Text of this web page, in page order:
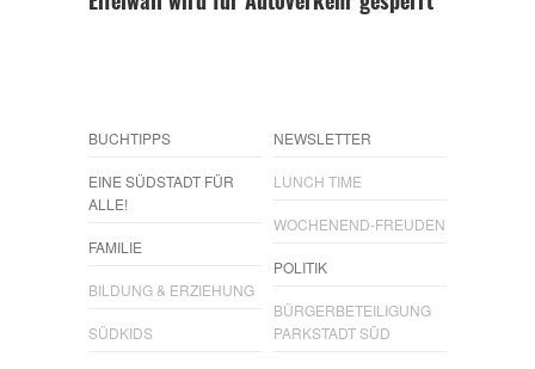
BUCHTIPPS
EINE SÜDSTADT FÜR
ALLE!
FAMILIE
BILDUNG & ERZIEHUNG
SÜDKIDS
NEWSLETTER
LUNCH TIME
WOCHENEND-FREUDEN
POLITIK
BÜRGERBETEILIGUNG
PARKSTADT SÜD